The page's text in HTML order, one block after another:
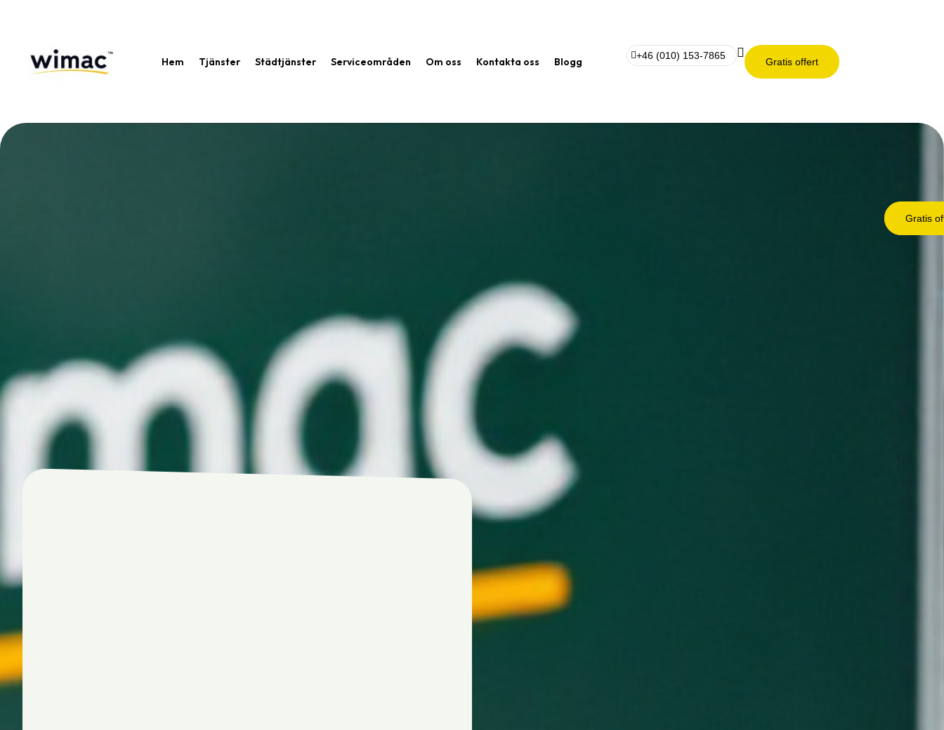
Hem Tjänster Städtjänster Serviceområden Om oss Kontakta oss Blogg +46 (010) 153-7865
Gratis offert
Gratis
Gratis